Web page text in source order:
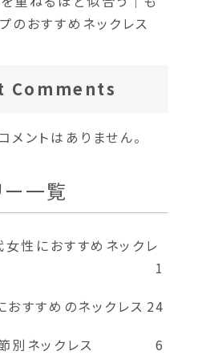
のおすすめネックレス
Comments
メントはありません。
ー一覧
性におすすめネックレ
1
すすめのネックレス 24
別ネックレス
6